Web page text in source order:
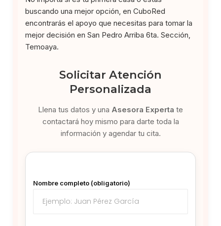
buscando una mejor opción, en CuboRed
encontrarás el apoyo que necesitas para tomar la
mejor decisión en San Pedro Arriba 6ta. Sección,
Temoaya.
Solicitar Atención
Personalizada
Llena tus datos y una Asesora Experta te
contactará hoy mismo para darte toda la
información y agendar tu cita.
Nombre completo (obligatorio)